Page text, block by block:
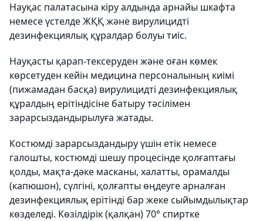
Науқас палатасына кіру алдында арнайы шкафта
немесе үстелде ЖҚҚ және вирулицидті
дезинфекциялық құралдар болуы тиіс.
Науқасты қарап-тексеруден және оған көмек
көрсетуден кейін медицина персоналының киімі
(пижамадан басқа) вирулицидті дезинфекциялық
құралдың ерітіндісіне батыру тәсілімен
зарарсыздандырылуға жатады.
Костюмді зарарсыздандыру үшін етік немесе
галошты, костюмді шешу процесінде қолғаптағы
қолды, мақта-дәке масканы, халатты, орамалды
(капюшон), сүлгіні, қолғапты өңдеуге арналған
дезинфекциялық ерітінді бар жеке сыйымдылықтар
көзделеді. Көзілдірік (қалқан) 70° спиртке